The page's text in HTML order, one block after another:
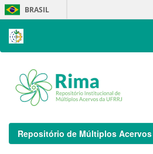
Skip
navigation
BRASIL
Repositório de Múltiplos Acervos